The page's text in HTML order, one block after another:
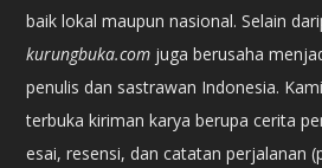
baik lokal maupun nasional. Selain
kurungbuka.com juga berusaha
penulis dan sastrawan Indonesia.
terbuka kiriman karya berupa cerita
esai, resensi, dan catatan perjalanan